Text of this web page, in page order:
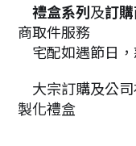
🎁禮盒系列及訂
商取件服務
宅配如遇節日
大宗訂購及公
製化禮盒